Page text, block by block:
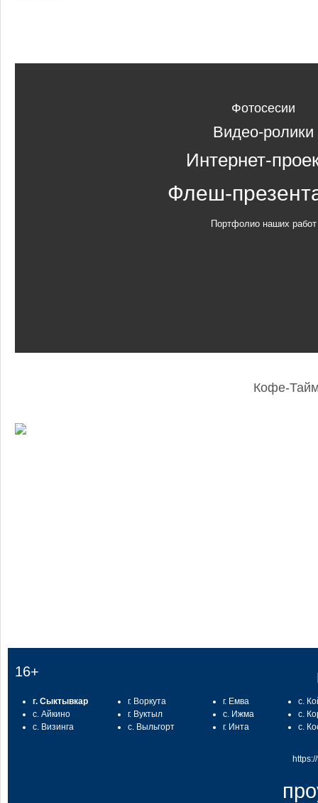
Фотосесии
Видео-ролики
Интернет-
Флеш-
Портфолио наших работ
Кофе-
16+
г. Сыктывкар
с. Айкино
с. Визинга
г. Воркута
г. Вуктыл
с. Выльгорт
г. Емва
с. Ижма
г. Инта
с.
с.
с.